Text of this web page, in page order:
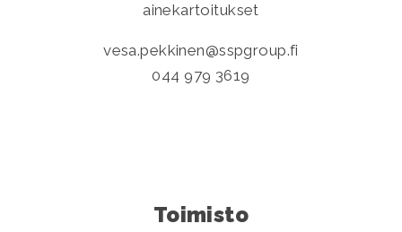
ainekartoitukset
vesa.pekkinen
sspgroup.fi
044 979 3619
Toimisto